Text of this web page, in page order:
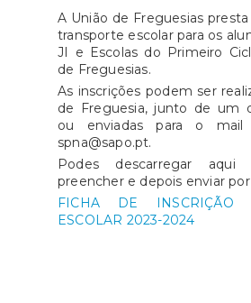
A União de Freguesias
transporte escolar para os
JI e Escolas do Primeiro
de Freguesias.
As inscrições podem ser
de Freguesia, junto de um
ou enviadas para o
spna@sapo.pt.
Podes descarregar aqui
preencher e depois enviar
FICHA DE INSCRIÇÃO
ESCOLAR 2023-2024